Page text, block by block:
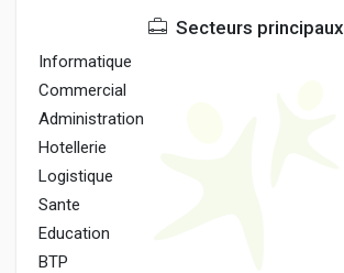
Secteurs principaux
Informatique
Commercial
Administration
Hotellerie
Logistique
Sante
Education
BTP